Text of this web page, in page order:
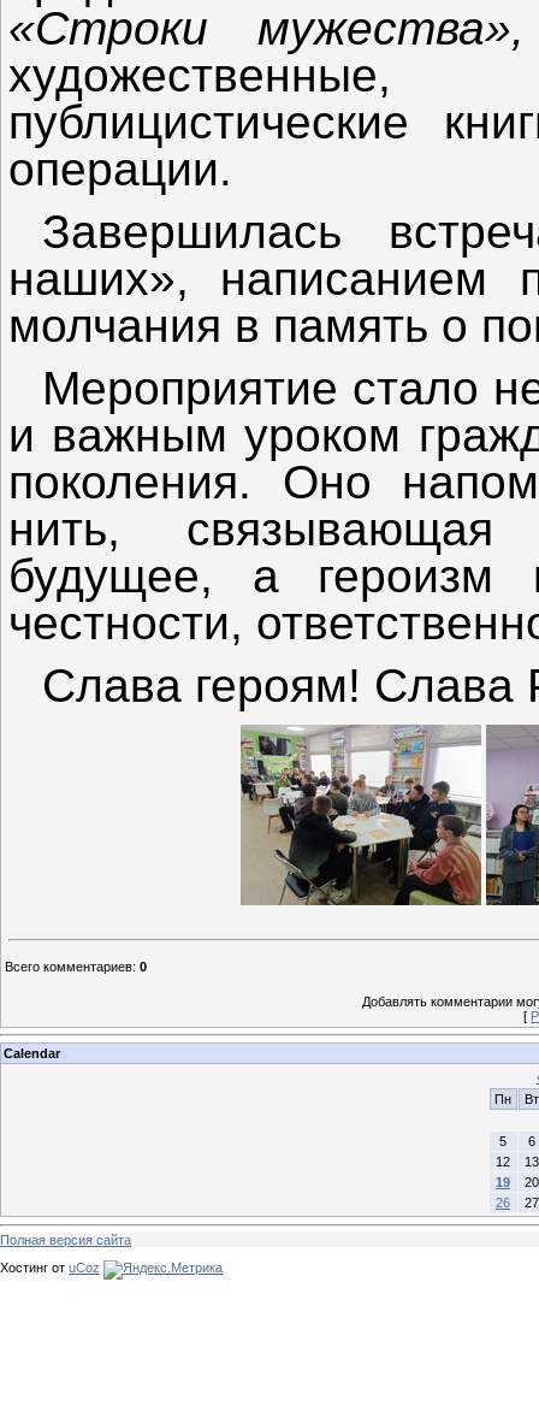
«Строки мужества»,
художественные,
публицистические
операции.
Завершилась
наших», написанием
молчания в память о
Мероприятие стало
и важным уроком
поколения. Оно
нить,
будущее, а героизм
честности,
Слава героям! Слава
Всего комментариев: 0
Добавлять комментарии
[
Calendar
Пн
Вт
5
6
12
13
19
20
26
27
Полная версия сайта
Хостинг от uCoz